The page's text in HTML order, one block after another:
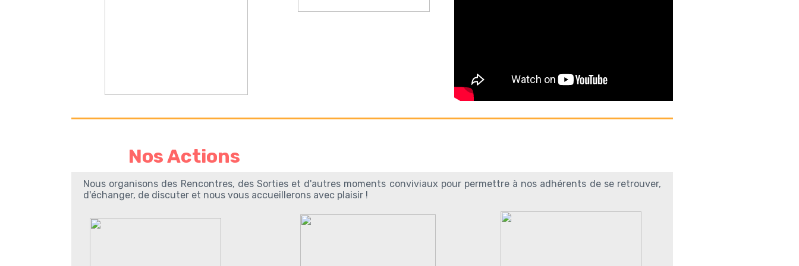
Nos Actions
Nous organisons des Rencontres, des Sorties et d'autres moments conviviaux pour permettre à nos adhérents de se retrouver,
d'échanger, de discuter et nous vous accueillerons avec plaisir !